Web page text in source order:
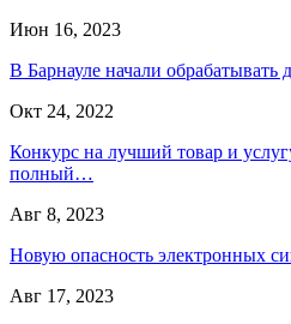
Июн 16, 2023
В Барнауле начали обрабатывать
Окт 24, 2022
Конкурс на лучший товар и
полный…
Авг 8, 2023
Новую опасность электронных
Авг 17, 2023